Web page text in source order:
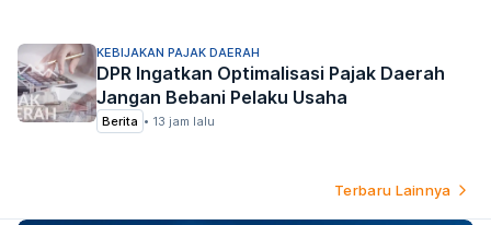
KEBIJAKAN PAJAK DAERAH
DPR Ingatkan Optimalisasi Pajak Daerah
Jangan Bebani Pelaku Usaha
Berita • 13 jam lalu
Terbaru Lainnya